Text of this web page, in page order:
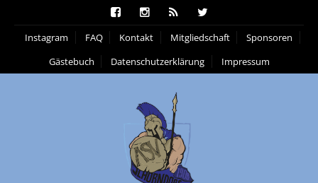
Instagram FAQ Kontakt Mitgliedschaft
Sponsoren
Gästebuch
Datenschutzerklärung Impressum